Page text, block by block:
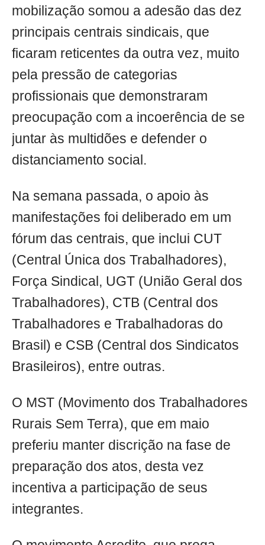
mobilização somou a adesão das dez
principais centrais sindicais, que
ficaram reticentes da outra vez, muito
pela pressão de categorias
profissionais que demonstraram
preocupação com a incoerência de se
juntar às multidões e defender o
distanciamento social.
Na semana passada, o apoio às
manifestações foi deliberado em um
fórum das centrais, que inclui CUT
(Central Única dos Trabalhadores),
Força Sindical, UGT (União Geral dos
Trabalhadores), CTB (Central dos
Trabalhadores e Trabalhadoras do
Brasil) e CSB (Central dos Sindicatos
Brasileiros), entre outras.
O MST (Movimento dos Trabalhadores
Rurais Sem Terra), que em maio
preferiu manter discrição na fase de
preparação dos atos, desta vez
incentiva a participação de seus
integrantes.